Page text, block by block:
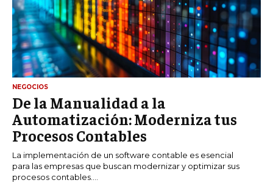
NEGOCIOS
De la Manualidad a la
Automatización: Moderniza tus
Procesos Contables
La implementación de un software contable es esencial
para las empresas que buscan modernizar y optimizar sus
procesos contables....